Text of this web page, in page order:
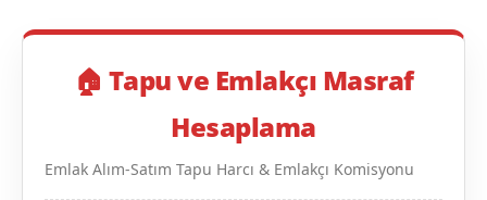
🏠 Tapu ve Emlakçı Masraf
Hesaplama
Emlak Alım-Satım Tapu Harcı & Emlakçı Komisyonu